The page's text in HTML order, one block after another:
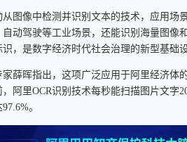
从图像中检测并识别文本的技术，应用场
动驾驶等工业场景，还能识别海量图像
，是数字经济时代社会治理的新型基础
家薛晖指出，这项广泛应用于阿里经济体
阿里OCR识别技术每秒能扫描图片文字
。